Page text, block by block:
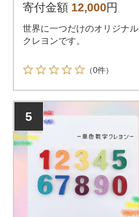
寄付金額 12,000円
世界に一つだけのオリジナル
クレヨンです。
（0件）
5